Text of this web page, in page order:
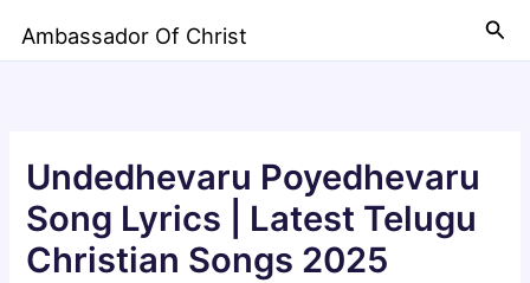
Ambassador Of Christ
Undedhevaru Poyedhevaru
Song Lyrics | Latest Telugu
Christian Songs 2025